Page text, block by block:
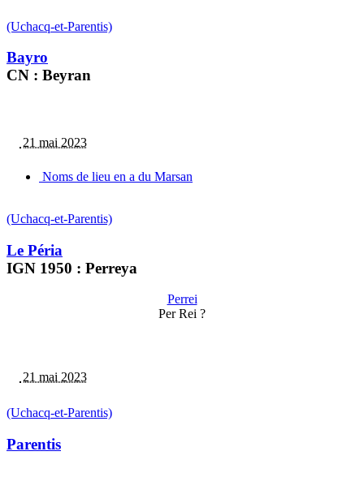
(Uchacq-et-Parentis)
Bayro
CN : Beyran
21 mai 2023
Noms de lieu en a du Marsan
(Uchacq-et-Parentis)
Le Péria
IGN 1950 : Perreya
Perrei
Per Rei ?
21 mai 2023
(Uchacq-et-Parentis)
Parentis